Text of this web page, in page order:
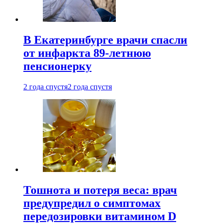
В Екатеринбурге врачи спасли
от инфаркта 89-летнюю
пенсионерку
2 года спустя2 года спустя
Тошнота и потеря веса: врач
предупредил о симптомах
передозировки витамином D